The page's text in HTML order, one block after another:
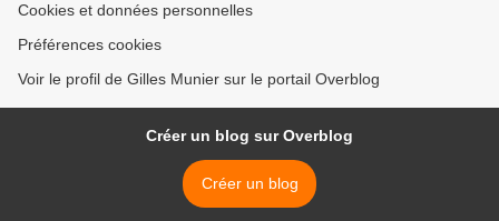
Cookies et données personnelles
Préférences cookies
Voir le profil de Gilles Munier sur le portail Overblog
Créer un blog sur Overblog
Créer un blog